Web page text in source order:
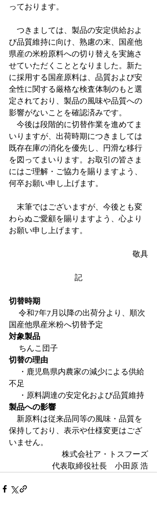
っております。
つきましては、製品の安定供給およ
び品質維持に向け、熟慮の末、国産他
県産の米粉原料への切り替えを実施さ
せていただくこととなりました。新た
に採用する国産原料は、品質および安
全性に関する厳格な検査体制のもと選
定されており、製品の風味や品質への
影響がないことを確認済みです。
今後は段階的に切替作業を進めてま
いりますが、出荷時期につきましては
既存在庫の消化を優先し、円滑な移行
を図ってまいります。お取引の皆さま
にはご理解・ご協力を賜りますよう、
何卒お願い申し上げます。
末筆ではございますが、今後とも変
わらぬご愛顧を賜りますよう、心より
お願い申し上げます。
敬具
記
切替時期
令和7年7月以降の出荷分より、順次
国産他県産米粉へ切替予定
対象製品
ちんこ団子
切替の理由
・鹿児島県内農家の減少による供給
不足
・原料調達の安定化および品質維持
製品への影響
新原料は従来品同等の風味・品質を
保持しており、表示や仕様変更はござ
いません。
株式会社ア・トスフーズ
代表取締役社長　小田原 浩